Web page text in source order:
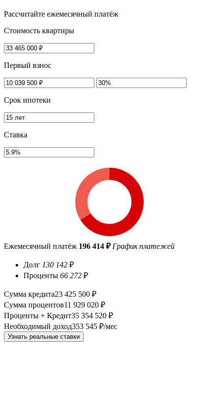
Рассчитайте ежемесячный платёж
Стоимость квартиры
Первый взнос
Срок ипотеки
Ставка
Ежемесячный платёж 196 414 ₽ График платежей
Долг 130 142 ₽
Проценты 66 272 ₽
Сумма кредита23 425 500 ₽
Сумма процентов11 929 020 ₽
Проценты + Кредит35 354 520 ₽
Необходимый доход353 545 ₽/мес
Узнать реальные ставки